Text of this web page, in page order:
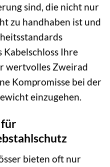
sind, die nicht nur
zu handhaben ist und
Kabelschloss Ihre
wertvolles Zweirad
Kompromisse bei der
einzugehen.
für
bieten oft nur